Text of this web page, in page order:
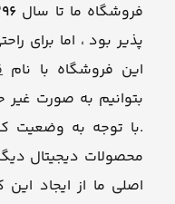
فروشگاه ما تا سال
پذیر بود ، اما برای
این فروشگاه با نام
بتوانیم به صورت
.با توجه به وضعیت
محصولات دیجیتال
اصلی ما از ایجاد